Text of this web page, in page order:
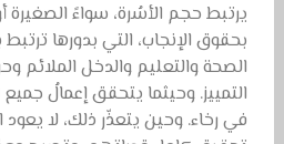
يرتبط حجم الأسُرة، سواءً الصغيرة
بحقوق الإنجاب، التي بدورها
الصحة والتعليم والدخل الملائم
التمييز. وحيثما يتحقق إعمالُ
في رخاء. وحين يتعذّر ذلك، لا